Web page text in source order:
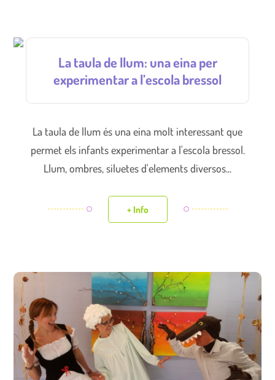
La taula de llum: una eina per
experimentar a l’escola bressol
La taula de llum és una eina molt interessant que
permet els infants experimentar a l'escola bressol.
Llum, ombres, siluetes d'elements diversos...
+ Info